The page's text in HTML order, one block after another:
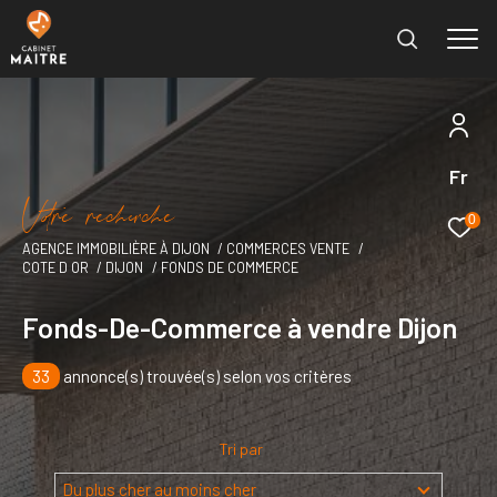
Fr
0
Vore recece
AGENCE IMMOBILIÈRE À DIJON
COMMERCES VENTE
COTE D OR
DIJON FONDS DE COMMERCE
Fonds-De-Commerce à vendre Dijon
33 annonce(s) trouvée(s) selon vos critères
Tri par
Du plus cher au moins cher
Effectuer une recherche
et trouver le bien qui correspond à vos critères
Type
Vente immobilier professionnel
de
bien
Type de bien
Ville